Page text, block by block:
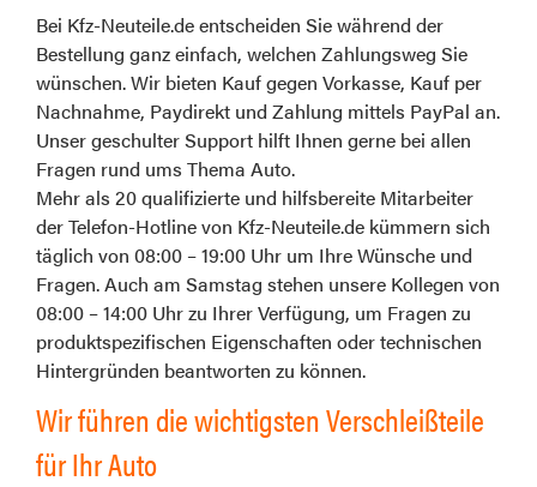
Bei Kfz-Neuteile.de entscheiden Sie während der
Bestellung ganz einfach, welchen Zahlungsweg Sie
wünschen. Wir bieten Kauf gegen Vorkasse, Kauf per
Nachnahme, Paydirekt und Zahlung mittels PayPal an.
Unser geschulter Support hilft Ihnen gerne bei allen
Fragen rund ums Thema Auto.
Mehr als 20 qualifizierte und hilfsbereite Mitarbeiter
der Telefon-Hotline von Kfz-Neuteile.de kümmern sich
täglich von 08:00 – 19:00 Uhr um Ihre Wünsche und
Fragen. Auch am Samstag stehen unsere Kollegen von
08:00 – 14:00 Uhr zu Ihrer Verfügung, um Fragen zu
produktspezifischen Eigenschaften oder technischen
Hintergründen beantworten zu können.
Wir führen die wichtigsten Verschleißteile
für Ihr Auto